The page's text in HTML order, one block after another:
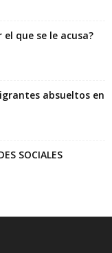
que se le acusa?
absueltos en
SOCIALES